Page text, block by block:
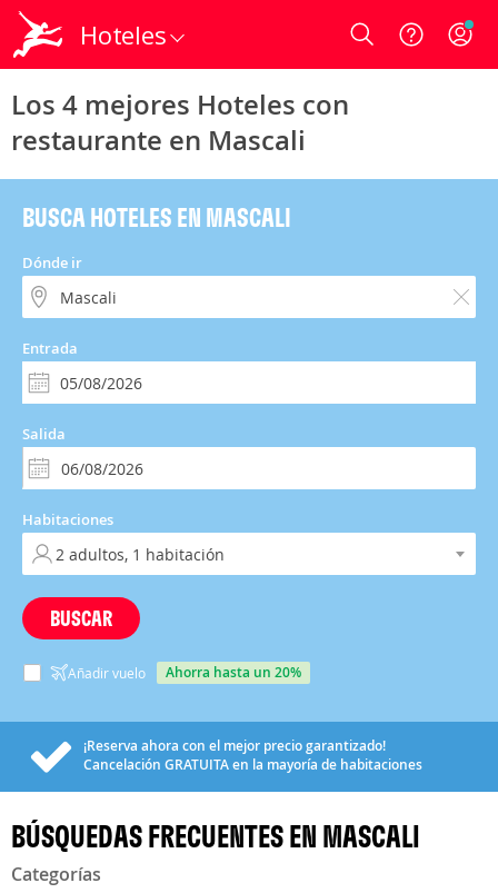
Hoteles Login
Los 4 mejores Hoteles con
restaurante en Mascali
BUSCA HOTELES EN MASCALI
Dónde ir
Entrada
Salida
Habitaciones
BUSCAR
Añadir vuelo ahorra hasta un 20%
¡Reserva ahora con el mejor precio garantizado!
Cancelación GRATUITAen la mayoría de habitaciones
BÚSQUEDAS FRECUENTES EN MASCALI
Categorías